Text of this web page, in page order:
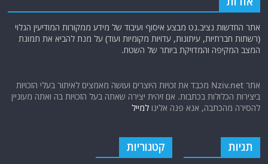
אתר החדשות נציב.נט מבצע איסוף ועיבוד של מידע ממקורות המודיעין הגלוי
(רשתות חברתיות, עיתונות, עדויות מקומיות ועוד) על מנת להביא את תמונת
המצב המקיפה והמדויקת ביותר של השטח.
אתר Nziv.net מכבד את זכויות היוצרים ועושה מאמצים לאיתור בעלי הזכויות
ביצירות הכלולות בכתבות. אם זיהית יצירה שאתה בעל הזכויות בה ואתה מעוניין
להסירה מהכתבה, אנא פנה אלינולמייל
תגיות קטגוריות